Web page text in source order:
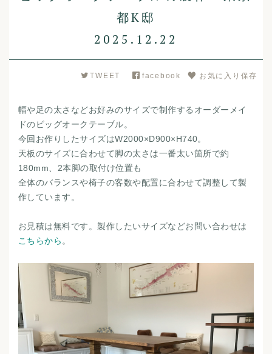
都K邸
2025.12.22
TWEET facebook お気に入り保存
幅や足の太さなどお好みのサイズで制作するオーダーメイ
ドのビッグオークテーブル。
今回お作りしたサイズはW2000×D900×H740。
天板のサイズに合わせて脚の太さは一番太い箇所で約
180mm、2本脚の取付け位置も
全体のバランスや椅子の客数や配置に合わせて調整して製
作しています。
お見積は無料です。製作したいサイズなどお問い合わせは
こちらから 。